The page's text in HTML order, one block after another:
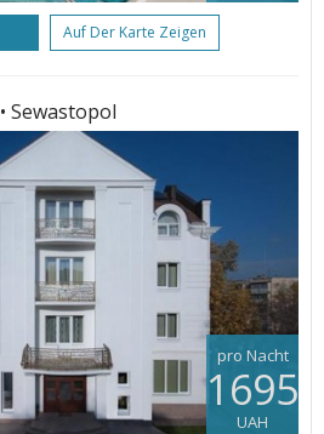
Auf Der Karte Zeigen
• Sewastopol
pro Nacht
1695
UAH